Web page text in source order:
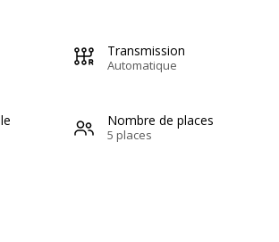
Transmission
Automatique
Nombre de places
5 places